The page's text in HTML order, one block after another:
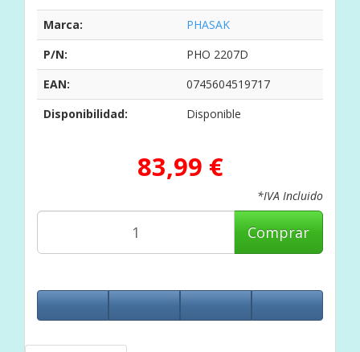
Marca:
PHASAK
P/N:
PHO 2207D
EAN:
0745604519717
Disponibilidad:
Disponible
83,99 €
*IVA Incluido
Comprar